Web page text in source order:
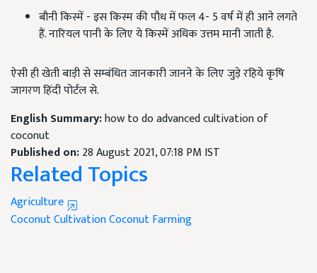
बौनी किस्में - इस किस्म की पौध में फल 4- 5 वर्ष में ही आने लगते
हैं. नारियल पानी के लिए ये किस्में अधिक उत्तम मानी जाती है.
ऐसी ही खेती बाड़ी से सम्बंधित जानकारी जानने के लिए जुड़े रहिये कृषि
जागरण हिंदी पोर्टल से.
English Summary:how to do advanced cultivation of
coconut
Published on:28 August 2021, 07:18 PM IST
Related Topics
Agriculture
Coconut CultivationCoconut Farming